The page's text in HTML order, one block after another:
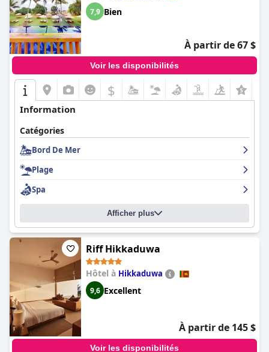
7,9 Bien
À partir de 67 $
Voir les disponibilités
$
Information
Catégories
Bord De Mer
Plage
Spa
Afficher plus
Riff Hikkaduwa
Hôtel à Hikkaduwa
9,6 Excellent
À partir de 145 $
Voir les disponibilités